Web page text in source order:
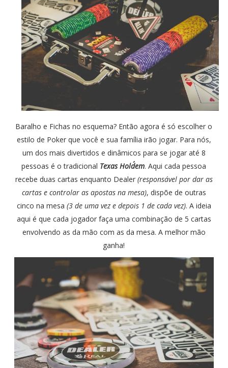
Baralho e Fichas no esquema? Então agora é só escolher o
estilo de Poker que você e sua família irão jogar. Para nós,
um dos mais divertidos e dinâmicos para se jogar até 8
pessoas é o tradicional Texas Hold´em. Aqui cada pessoa
recebe duas cartas enquanto Dealer (responsável por dar as
cartas e controlar as apostas na mesa), dispõe de outras
cinco na mesa (3 de uma vez e depois 1 de cada vez). A ideia
aqui é que cada jogador faça uma combinação de 5 cartas
envolvendo as da mão com as da mesa. A melhor mão
ganha!